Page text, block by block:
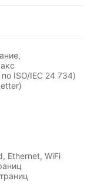
ISO/IEC 24 734)
Ethernet, WiFi